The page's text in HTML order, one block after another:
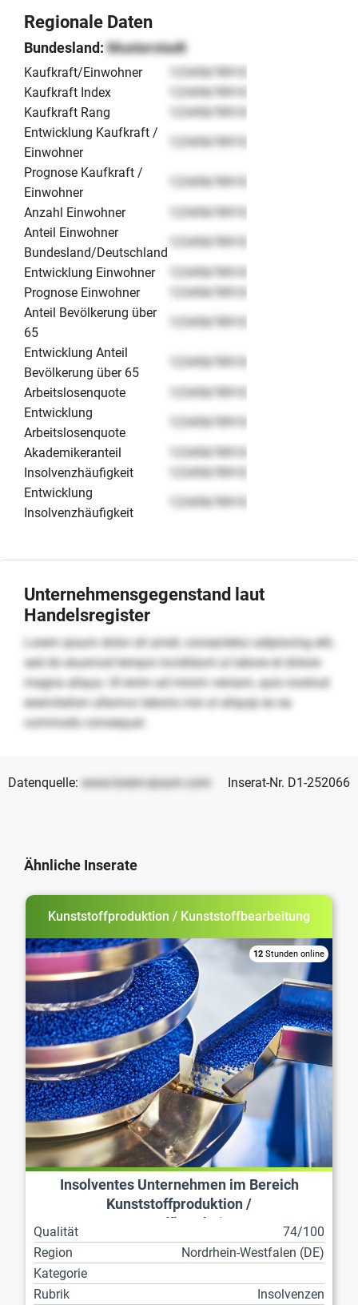
Regionale Daten
Bundesland: Musterstadt
Kaufkraft/Einwohner
12345678910
Kaufkraft Index
12345678910
Kaufkraft Rang
12345678910
Entwicklung Kaufkraft /
Einwohner
12345678910
Prognose Kaufkraft /
Einwohner
12345678910
Anzahl Einwohner
12345678910
Anteil Einwohner
Bundesland/Deutschland
12345678910
Entwicklung Einwohner
12345678910
Prognose Einwohner
12345678910
Anteil Bevölkerung über
65
12345678910
Entwicklung Anteil
Bevölkerung über 65
12345678910
Arbeitslosenquote
12345678910
Entwicklung
Arbeitslosenquote
12345678910
Akademikeranteil
12345678910
Insolvenzhäufigkeit
12345678910
Entwicklung
Insolvenzhäufigkeit
12345678910
Unternehmensgegenstand laut
Handelsregister
Lorem ipsum dolor sit amet, consectetur adipiscing elit,
sed do eiusmod tempor incididunt ut labore et dolore
magna aliqua. Ut enim ad minim veniam, quis nostrud
exercitation ullamco laboris nisi ut aliquip ex ea
commodo consequat.
Datenquelle: www.lorem-ipsum.com Inserat-Nr. D1-252066
Ähnliche Inserate
Kunststoffproduktion / Kunststoffbearbeitung
12 Stunden online
Insolventes Unternehmen im Bereich
Kunststoffproduktion /
Kunststoffbearbeitung
Qualität
74/100
Region
Nordrhein-Westfalen (DE)
Kategorie
Rubrik
Insolvenzen